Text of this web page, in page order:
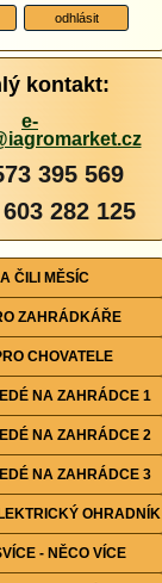
kontakt:
e-
395 569
282 125
ČILI MĚSÍC
ZAHRÁDKÁŘE
CHOVATELE
NA ZAHRÁDCE 1
NA ZAHRÁDCE 2
NA ZAHRÁDCE 3
OHRADNÍK
- NĚCO VÍCE